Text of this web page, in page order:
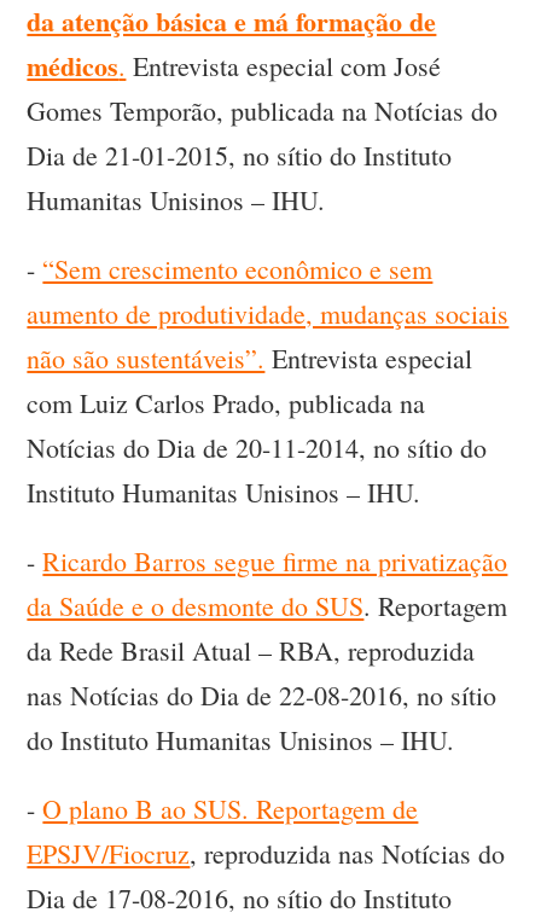
da atenção básica e má formação de
médicos. Entrevista especial com José
Gomes Temporão, publicada na Notícias do
Dia de 21-01-2015, no sítio do Instituto
Humanitas Unisinos – IHU.
- “Sem crescimento econômico e sem
aumento de produtividade, mudanças sociais
não são sustentáveis”. Entrevista especial
com Luiz Carlos Prado, publicada na
Notícias do Dia de 20-11-2014, no sítio do
Instituto Humanitas Unisinos – IHU.
-Ricardo Barros segue firme na privatização
da Saúde e o desmonte do SUS. Reportagem
da Rede Brasil Atual – RBA, reproduzida
nas Notícias do Dia de 22-08-2016, no sítio
do Instituto Humanitas Unisinos – IHU.
-O plano B ao SUS. Reportagem de
EPSJV/Fiocruz, reproduzida nas Notícias do
Dia de 17-08-2016, no sítio do Instituto